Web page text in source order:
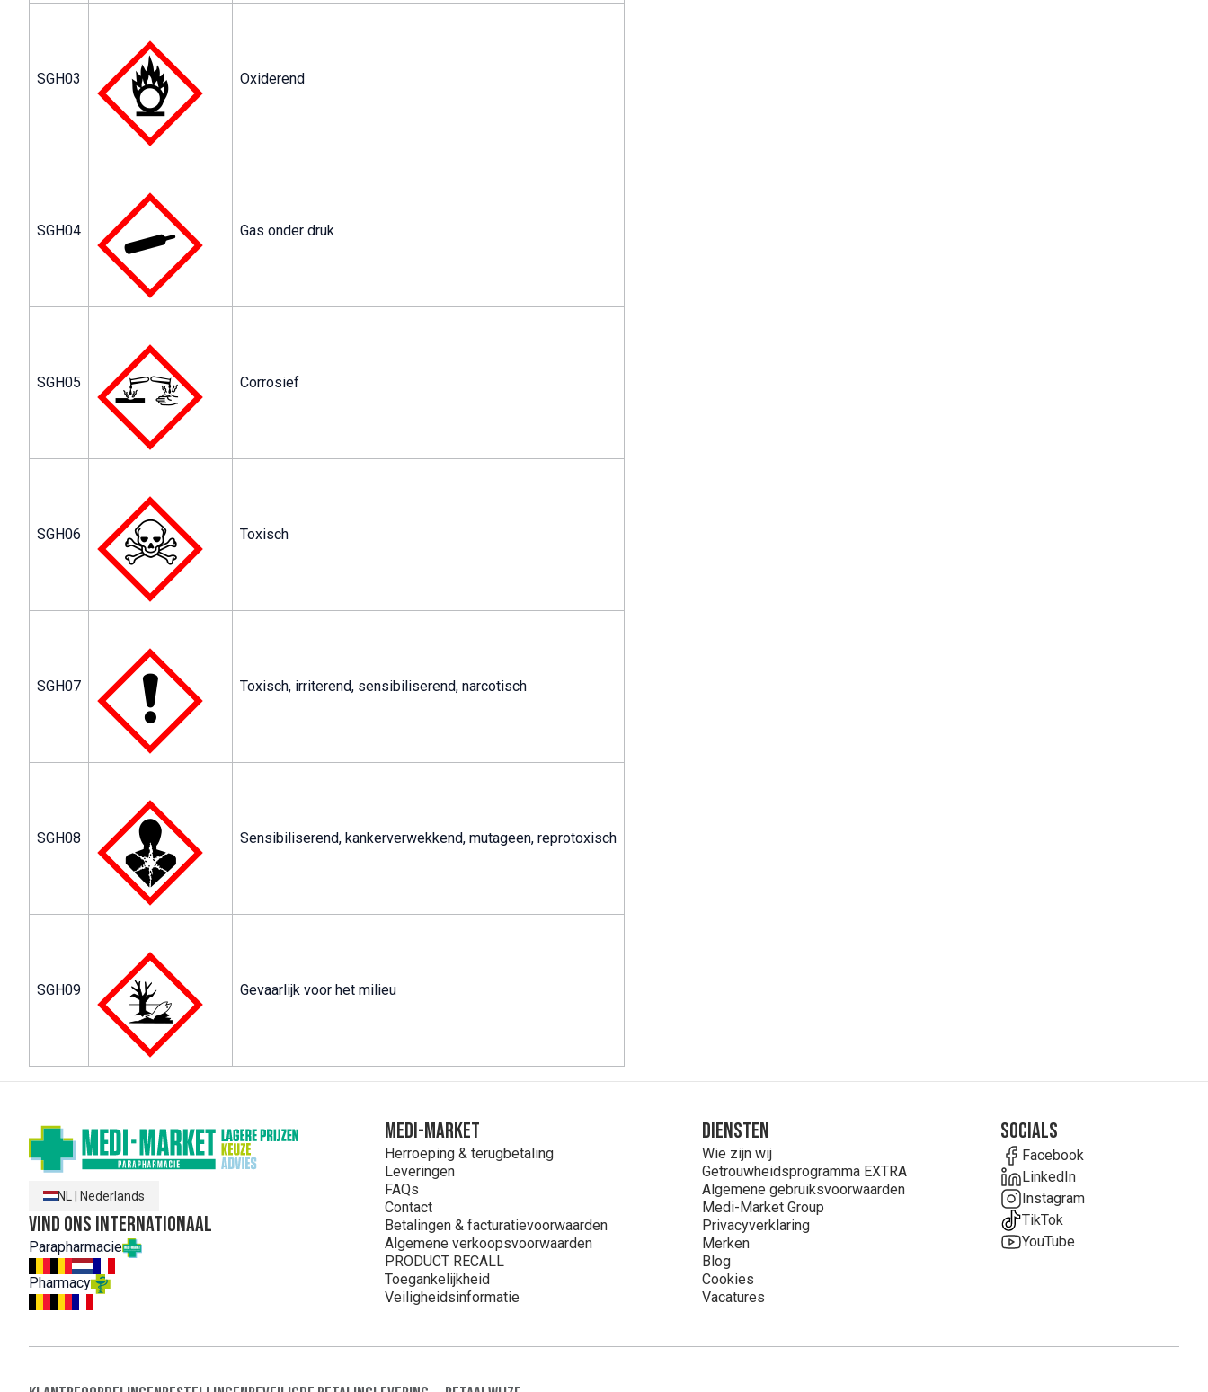
SGH03 Oxiderend
SGH04 Gas onder druk
SGH05 Corrosief
SGH06 Toxisch
SGH07 Toxisch, irriterend, sensibiliserend, narcotisch
SGH08 Sensibiliserend, kankerverwekkend, mutageen, reprotoxisch
SGH09 Gevaarlijk voor het milieu
NL Nederlands
Vind ons internationaal
Parapharmacie
Pharmacy
MEDI-MARKET
Herroeping & terugbetaling
Leveringen
FAQs
Contact
Betalingen & facturatievoorwaarden
Algemene verkoopsvoorwaarden
PRODUCT RECALL
Toegankelijkheid
Veiligheidsinformatie
Diensten
Wie zijn wij
Getrouwheidsprogramma EXTRA
Algemene gebruiksvoorwaarden
Medi-Market Group
Privacyverklaring
Merken
Blog
Cookies
Vacatures
Socials
Facebook
LinkedIn
Instagram
TikTok
YouTube